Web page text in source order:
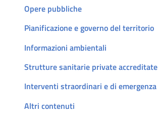
Opere pubbliche
Pianificazione e governo del territorio
Informazioni ambientali
Strutture sanitarie private accreditate
Interventi straordinari e di emergenza
Altri contenuti